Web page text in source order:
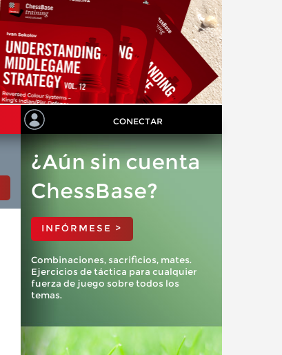
CONECTAR
¿Aún sin cuenta
ChessBase?
INFÓRMESE >
Combinaciones, sacrificios, mates.
Ejercicios de táctica para cualquier
fuerza de juego sobre todos los
temas.